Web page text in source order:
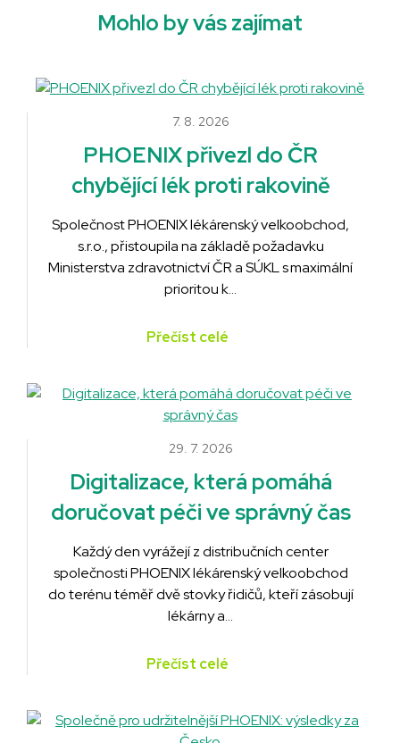
Mohlo by vás zajímat
7. 8. 2026
PHOENIX přivezl do ČR
chybějící lék proti rakovině
Společnost PHOENIX lékárenský velkoobchod,
s.r.o., přistoupila na základě požadavku
Ministerstva zdravotnictví ČR a SÚKL s maximální
prioritou k…
Přečíst celé
29. 7. 2026
Digitalizace, která pomáhá
doručovat péči ve správný čas
Každý den vyrážejí z distribučních center
společnosti PHOENIX lékárenský velkoobchod
do terénu téměř dvě stovky řidičů, kteří zásobují
lékárny a…
Přečíst celé